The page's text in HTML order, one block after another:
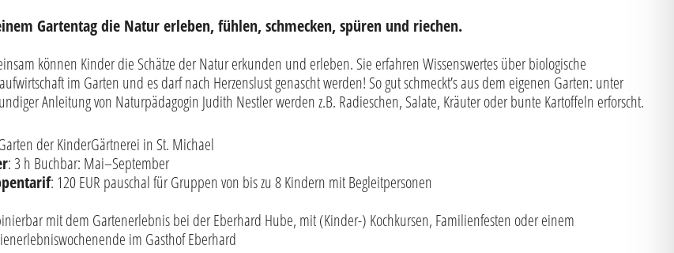
Gartentag die Natur erleben, fühlen, schmecken, spüren und riechen.
können Kinder die Schätze der Natur erkunden und erleben. Sie erfahren Wissenswertes über biologische
im Garten und es darf nach Herzenslust genascht werden! So gut schmeckt’s aus dem eigenen Garten: unter
Anleitung von Naturpädagogin Judith Nestler werden z.B. Radieschen, Salate, Kräuter oder bunte Kartoffeln erforscht.
der KinderGärtnerei in St. Michael
: 3 h Buchbar: Mai–September
: 120 EUR pauschal für Gruppen von bis zu 8 Kindern mit Begleitpersonen
mit dem Gartenerlebnis bei der Eberhard Hube, mit (Kinder-) Kochkursen, Familienfesten oder einem
im Gasthof Eberhard